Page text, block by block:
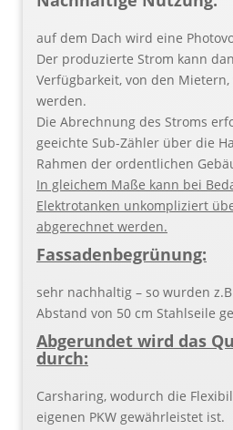
auf dem Dach wird eine
Der produzierte Strom kann
Verfügbarkeit, von den
werden.
Die Abrechnung des Stroms
geeichte Sub-Zähler über die
Rahmen der ordentlichen
In gleichem Maße kann bei
Elektrotanken unkompliziert
abgerechnet werden.
Fassadenbegrünung:
sehr nachhaltig – so wurden
Abstand von 50 cm Stahlseile
Abgerundet wird das
durch:
Carsharing, wodurch die
eigenen PKW gewährleistet ist.